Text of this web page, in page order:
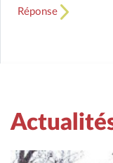
Réponse